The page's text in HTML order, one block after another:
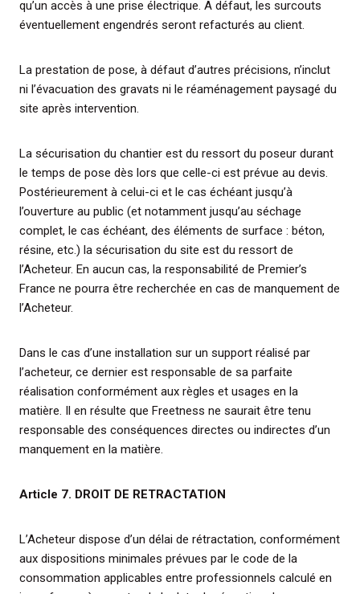
qu’un accès à une prise électrique. A défaut, les surcouts
éventuellement engendrés seront refacturés au client.
La prestation de pose, à défaut d’autres précisions, n’inclut
ni l’évacuation des gravats ni le réaménagement paysagé du
site après intervention.
La sécurisation du chantier est du ressort du poseur durant
le temps de pose dès lors que celle-ci est prévue au devis.
Postérieurement à celui-ci et le cas échéant jusqu’à
l’ouverture au public (et notamment jusqu’au séchage
complet, le cas échéant, des éléments de surface : béton,
résine, etc.) la sécurisation du site est du ressort de
l’Acheteur. En aucun cas, la responsabilité de Premier’s
France ne pourra être recherchée en cas de manquement de
l’Acheteur.
Dans le cas d’une installation sur un support réalisé par
l’acheteur, ce dernier est responsable de sa parfaite
réalisation conformément aux règles et usages en la
matière. Il en résulte que Freetness ne saurait être tenu
responsable des conséquences directes ou indirectes d’un
manquement en la matière.
Article 7. DROIT DE RETRACTATION
L’Acheteur dispose d’un délai de rétractation, conformément
aux dispositions minimales prévues par le code de la
consommation applicables entre professionnels calculé en